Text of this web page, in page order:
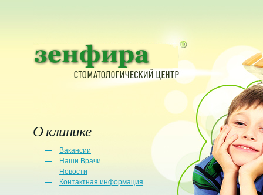
О клинике
Вакансии
Наши Врачи
Новости
Контактная информация